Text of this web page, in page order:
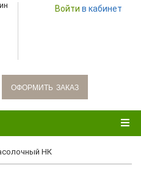
Войти в кабинет
oформить заказ
НК